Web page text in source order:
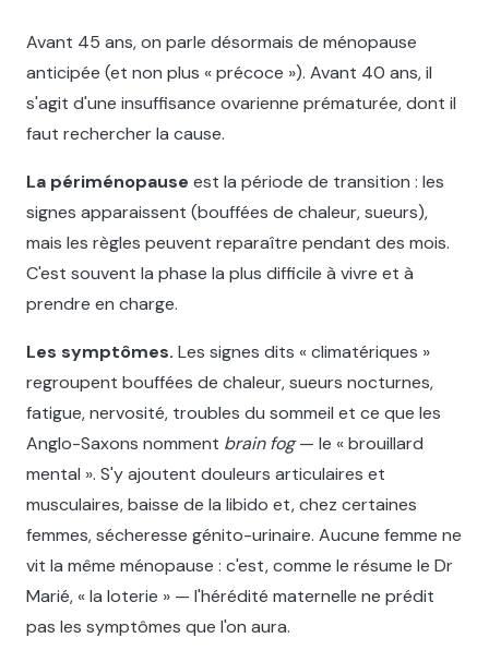
Avant 45 ans, on parle désormais de ménopause
anticipée (et non plus « précoce »). Avant 40 ans, il
s'agit d'une insuffisance ovarienne prématurée, dont il
faut rechercher la cause.
La périménopause est la période de transition : les
signes apparaissent (bouffées de chaleur, sueurs),
mais les règles peuvent reparaître pendant des mois.
C'est souvent la phase la plus difficile à vivre et à
prendre en charge.
Les symptômes. Les signes dits « climatériques »
regroupent bouffées de chaleur, sueurs nocturnes,
fatigue, nervosité, troubles du sommeil et ce que les
Anglo-Saxons nomment brain fog— le « brouillard
mental ». S'y ajoutent douleurs articulaires et
musculaires, baisse de la libido et, chez certaines
femmes, sécheresse génito-urinaire. Aucune femme ne
vit la même ménopause : c'est, comme le résume le Dr
Marié, « la loterie » — l'hérédité maternelle ne prédit
pas les symptômes que l'on aura.